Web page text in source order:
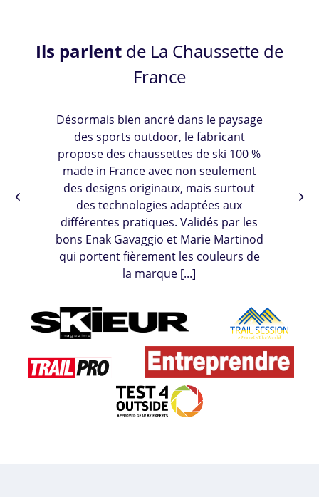
Ils parlent de La Chaussette de
France
Désormais bien ancré dans le paysage
des sports outdoor, le fabricant
propose des chaussettes de ski 100 %
made in France avec non seulement
des designs originaux, mais surtout
des technologies adaptées aux
différentes pratiques. Validés par les
bons Enak Gavaggio et Marie Martinod
qui portent fièrement les couleurs de
la marque [...]